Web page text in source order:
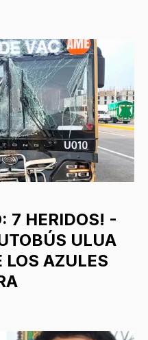
7 HERIDOS! -
ULUA
LOS AZULES